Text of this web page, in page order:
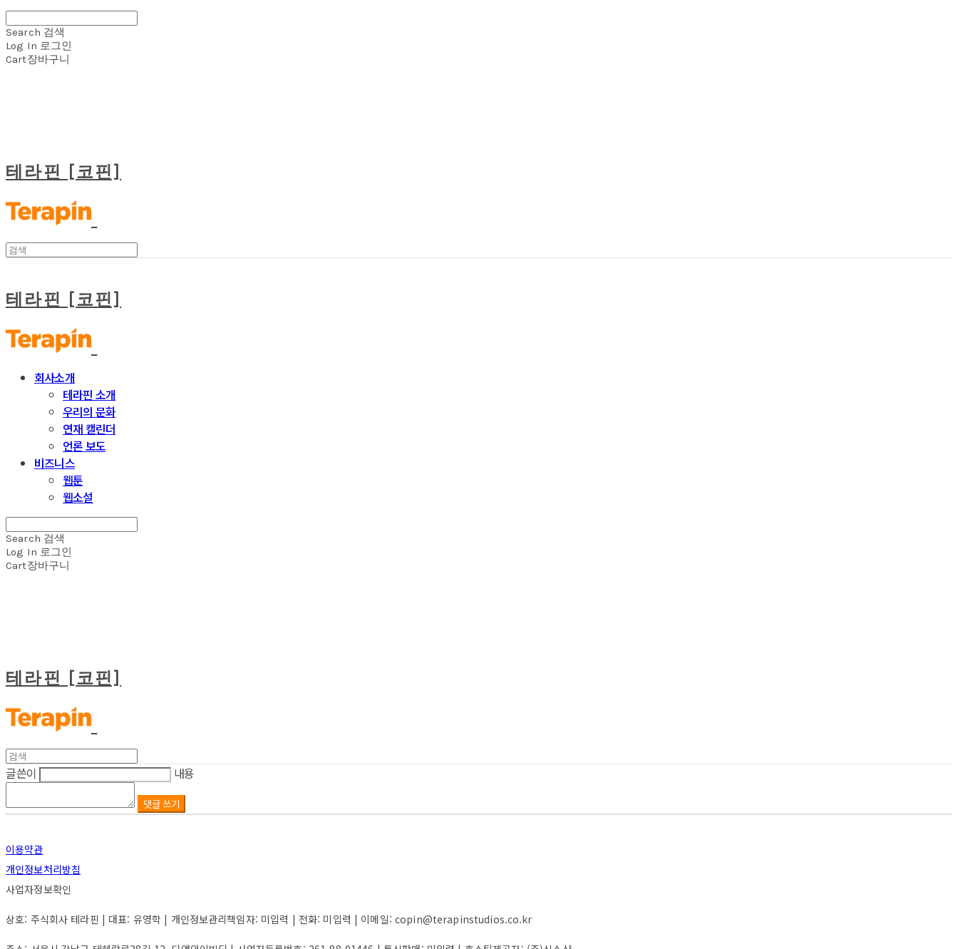
Search 검색
Log In 로그인
Cart장바구니
테라핀 [코핀]
테라핀 [코핀]
회사소개
테라핀 소개
우리의 문화
연재 캘린더
언론 보도
비즈니스
웹툰
웹소설
Search 검색
Log In 로그인
Cart장바구니
테라핀 [코핀]
글쓴이 내용
댓글 쓰기
이용약관
개인정보처리방침
사업자정보확인
상호: 주식회사 테라핀 | 대표: 유영학 | 개인정보관리책임자: 미입력 | 전화: 미입력 | 이메일: copin@terapinstudios.co.kr